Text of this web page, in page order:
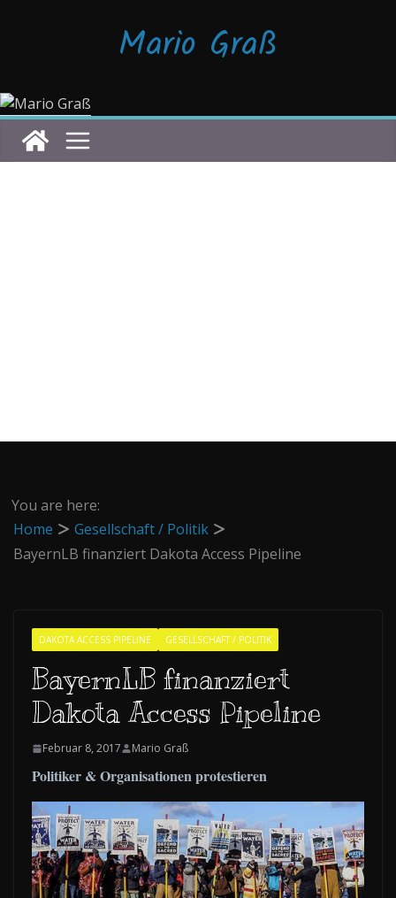
Mario Graß
You are here:
Home
Gesellschaft / Politik
BayernLB finanziert Dakota Access Pipeline
DAKOTA ACCESS PIPELINE GESELLSCHAFT / POLITIK
BayernLB finanziert
Dakota Access Pipeline
Februar 8, 2017 Mario Graß
Politiker & Organisationen protestieren